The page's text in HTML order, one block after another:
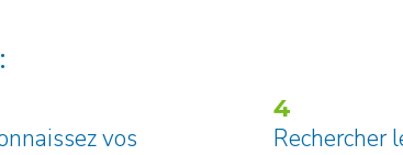
vos
4
Rechercher